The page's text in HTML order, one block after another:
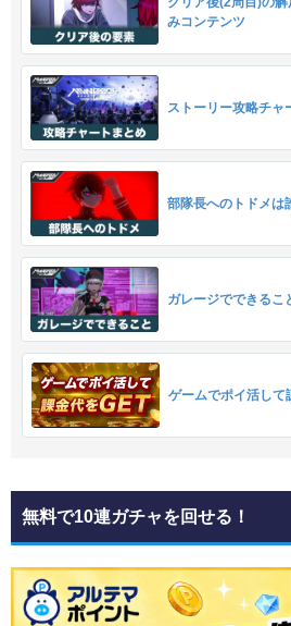
みコンテンツ
ストーリー攻略チャ
部隊長へのトドメは
ガレージでできるこ
ゲームでポイ活して
無料で10連ガチャを回せる！